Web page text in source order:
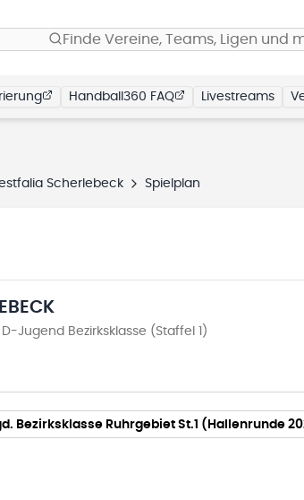
Finde Vereine, Teams, Ligen und
Handball360 FAQ Livestreams
Scherlebeck Spielplan
Jugend Bezirksklasse (Staffel 1)
Bezirksklasse Ruhrgebiet St.1 (Hallenrunde